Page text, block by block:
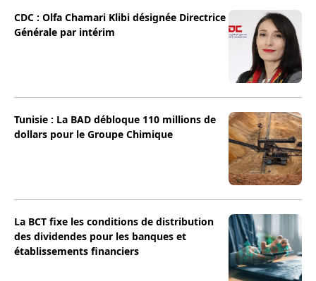
CDC : Olfa Chamari Klibi désignée Directrice
Générale par intérim
Tunisie : La BAD débloque 110 millions de
dollars pour le Groupe Chimique
La BCT fixe les conditions de distribution
des dividendes pour les banques et
établissements financiers